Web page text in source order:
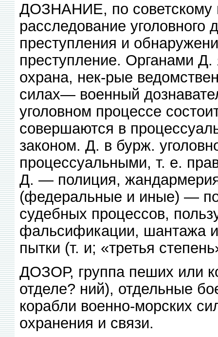
ДОЗНАНИЕ, по советскому
расследование
преступления и
преступление. Органами
охрана, нек-рые
силах— военный
уголовном процессе
совершаются в
законом. Д. в бурж.
процессуальными, т. е.
Д. — полиция,
(федеральные и иные) —
судебных процессов,
фальсификации, шантажа
пытки (т. и; «третья
ДОЗОР, группа пеших или
отделе? ний), отдельные
корабли военно-морских
охранения и связи.